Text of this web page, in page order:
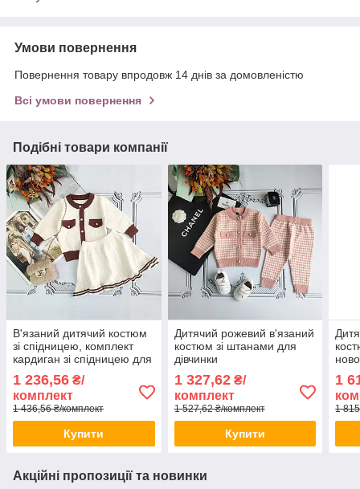
Умови повернення
Повернення товару впродовж 14 днів за домовленістю
Всі умови повернення
Подібні товари компанії
В'язаний дитячий костюм
зі спідницею, комплект
кардиган зі спідницею для
1 236,56 ₴/
комплект
1 436,56 ₴/комплект
Купити
Дитячий рожевий в'язаний
костюм зі штанами для
дівчинки
1 327,62₴/
комплект
1 527,62 ₴/комплект
Купити
1
1
Акційні пропозиції та новинки